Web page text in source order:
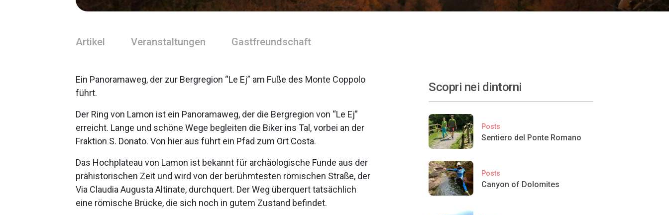
Artikel Veranstaltungen Gastfreundschaft
Ein Panoramaweg, der zur Bergregion “Le Ej” am Fuße des Monte Coppolo
führt.
Der Ring von Lamon ist ein Panoramaweg, der die Bergregion von “Le Ej”
erreicht. Lange und schöne Wege begleiten die Biker ins Tal, vorbei an der
Fraktion S. Donato. Von hier aus führt ein Pfad zum Ort Costa.
Das Hochplateau von Lamon ist bekannt für archäologische Funde aus der
prähistorischen Zeit und wird von der berühmtesten römischen Straße, der
Via Claudia Augusta Altinate, durchquert. Der Weg überquert tatsächlich
eine römische Brücke, die sich noch in gutem Zustand befindet.
Scopri nei dintorni
Posts
Sentiero del Ponte Romano
Posts
Canyon of Dolomites